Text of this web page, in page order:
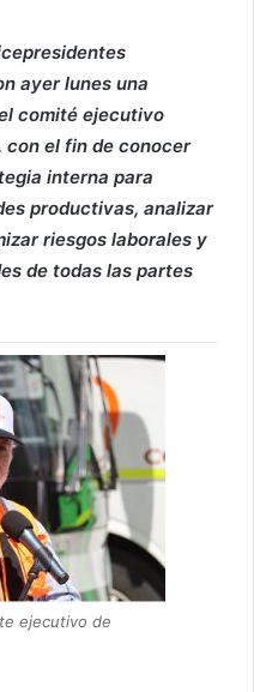
ayer lunes una
comité ejecutivo
con el fin de conocer
interna para
productivas, analizar
riesgos laborales y
de todas las partes
ejecutivo de